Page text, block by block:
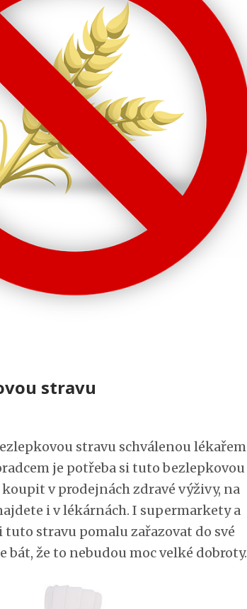
stravu
stravu schválenou lékařem
je potřeba si tuto bezlepkovou
v prodejnách zdravé výživy, na
i v lékárnách. I supermarkety a
stravu pomalu zařazovat do své
bát, že to nebudou moc velké dobroty.